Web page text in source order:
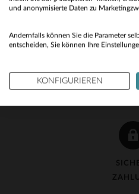
KOSTENLOSE LIEFERUNG
ab 150 €
No
und anonymisierte Daten zu
Andernfalls können Sie die Parameter
entscheiden, Sie können Ihre
KONFIGURIEREN